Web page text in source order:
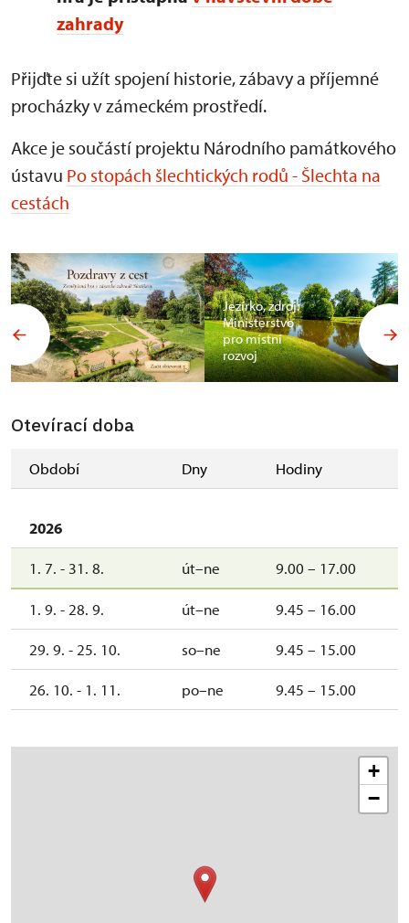
zahrady
Přijďte si užít spojení historie, zábavy a příjemné
procházky v zámeckém prostředí.
Akce je součástí projektu Národního památkového
ústavu Po stopách šlechtických rodů - Šlechta na
cestách
Jezírko, zdroj:
Ministerstvo
pro místní
rozvoj
Otevírací doba
Období Dny Hodiny
2026
1. 7. - 31. 8. út–ne 9.00 – 17.00
1. 9. - 28. 9. út–ne 9.45 – 16.00
29. 9. - 25. 10. so–ne 9.45 – 15.00
26. 10. - 1. 11. po–ne 9.45 – 15.00
+
−